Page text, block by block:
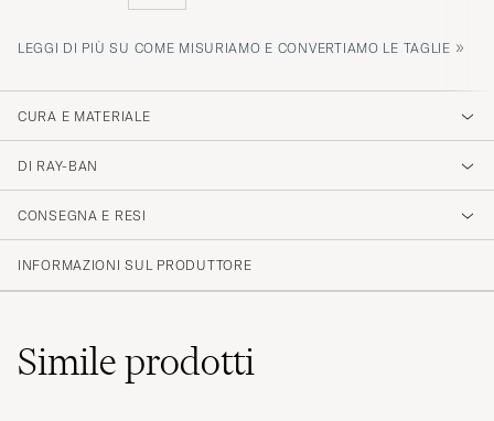
LEGGI DI PIÙ SU COME MISURIAMO E CONVERTIAMO LE TAGLIE »
CURA E MATERIALE
DI RAY-BAN
CONSEGNA E RESI
INFORMAZIONI SUL PRODUTTORE
Simileprodotti